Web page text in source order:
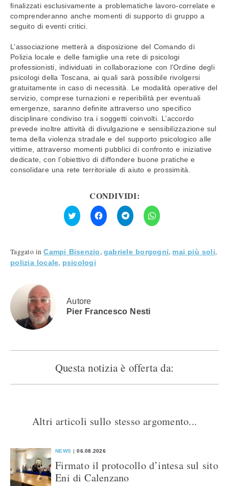
finalizzati esclusivamente a problematiche lavoro-correlate e
comprenderanno anche momenti di supporto di gruppo a
seguito di eventi critici.
L’associazione metterà a disposizione del Comando di
Polizia locale e delle famiglie una rete di psicologi
professionisti, individuati in collaborazione con l’Ordine degli
psicologi della Toscana, ai quali sarà possibile rivolgersi
gratuitamente in caso di necessità. Le modalità operative del
servizio, comprese turnazioni e reperibilità per eventuali
emergenze, saranno definite attraverso uno specifico
disciplinare condiviso tra i soggetti coinvolti. L’accordo
prevede inoltre attività di divulgazione e sensibilizzazione sul
tema della violenza stradale e del supporto psicologico alle
vittime, attraverso momenti pubblici di confronto e iniziative
dedicate, con l’obiettivo di diffondere buone pratiche e
consolidare una rete territoriale di aiuto e prossimità.
CONDIVIDI:
Fai
clic
qui
Twitter
(Si
apre
in
Fai
clic
per
condividere
(Si
apre
Fai
clic
per
condividere
(Si
apre
Fai
clic
per
(Si
apre
Taggato inCampi Bisenzio, gabriele borgogni, mai più soli,
polizia locale, psicologi
Autore
Pier Francesco Nesti
Questa notizia è offerta da:
Altri articoli sullo stesso argomento...
NEWS 06.08.2026
Firmato il protocollo d’intesa sul sito
Eni di Calenzano